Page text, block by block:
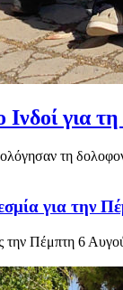
για
τη
για την
Πέμπτη 6